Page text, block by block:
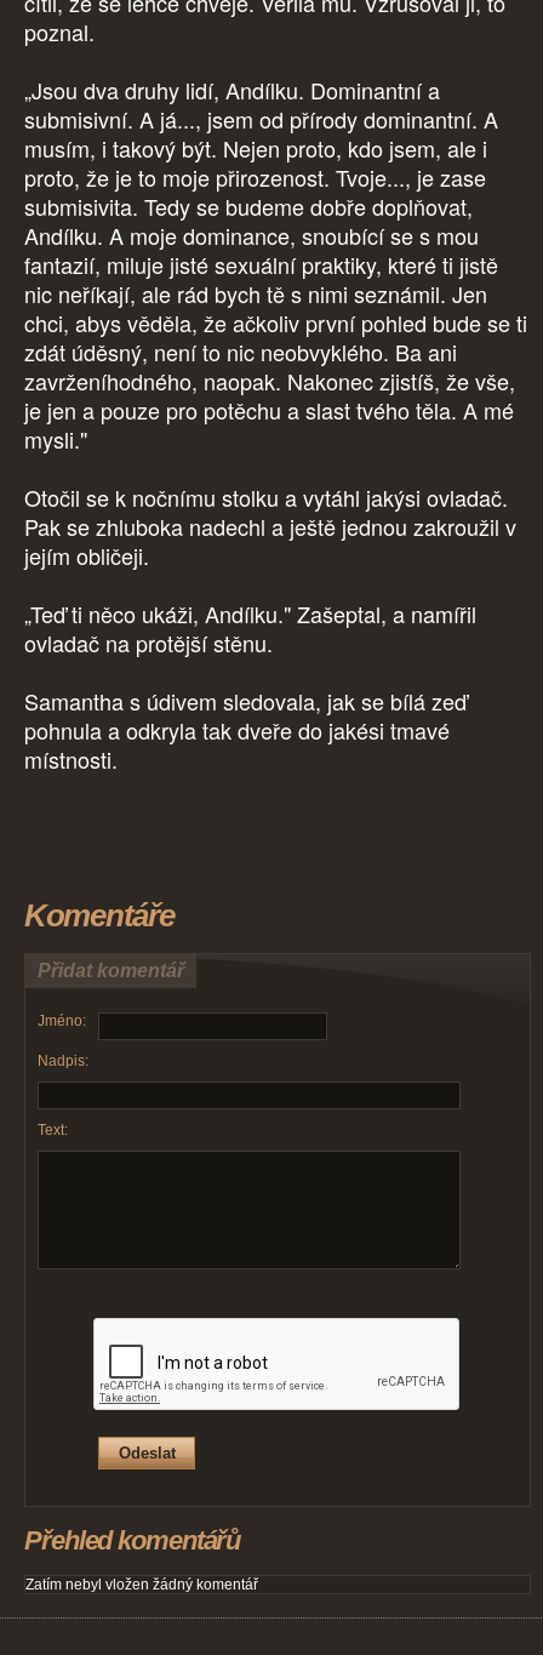
poznal.
„Jsou dva druhy lidí, Andílku. Dominantní a
submisivní. A já..., jsem od přírody dominantní. A
musím, i takový být. Nejen proto, kdo jsem, ale i
proto, že je to moje přirozenost. Tvoje..., je zase
submisivita. Tedy se budeme dobře doplňovat,
Andílku. A moje dominance, snoubící se s mou
fantazií, miluje jisté sexuální praktiky, které ti jistě
nic neříkají, ale rád bych tě s nimi seznámil. Jen
chci, abys věděla, že ačkoliv první pohled bude se ti
zdát úděsný, není to nic neobvyklého. Ba ani
zavrženíhodného, naopak. Nakonec zjistíš, že vše,
je jen a pouze pro potěchu a slast tvého těla. A mé
mysli."
Otočil se k nočnímu stolku a vytáhl jakýsi ovladač.
Pak se zhluboka nadechl a ještě jednou zakroužil v
jejím obličeji.
„Teď ti něco ukáži, Andílku." Zašeptal, a namířil
ovladač na protější stěnu.
Samantha s údivem sledovala, jak se bílá zeď
pohnula a odkryla tak dveře do jakési tmavé
místnosti.
Komentáře
Přidat komentář
Jméno:
Nadpis:
Text:
Přehled komentářů
Zatím nebyl vložen žádný komentář